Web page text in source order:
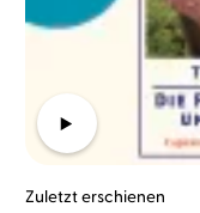
Zuletzt erschienen